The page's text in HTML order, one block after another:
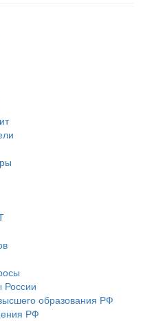
России
образования РФ
РФ